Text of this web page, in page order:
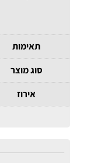
תאימות
סוג מוצר
אירוז